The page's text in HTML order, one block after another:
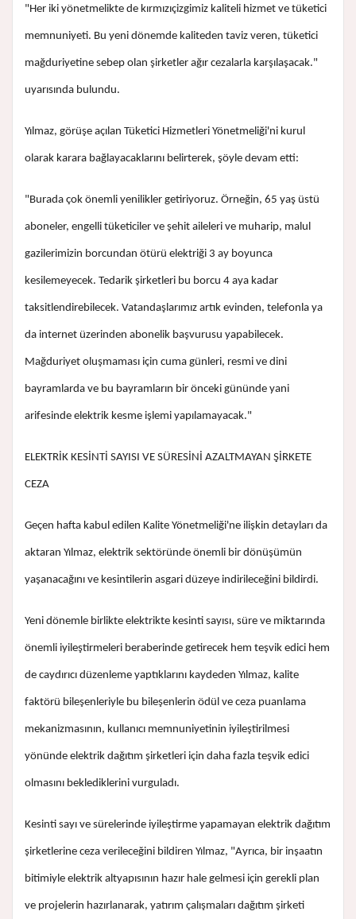
"Her iki yönetmelikte de kırmızıçizgimiz kaliteli hizmet ve tüketici
memnuniyeti. Bu yeni dönemde kaliteden taviz veren, tüketici
mağduriyetine sebep olan şirketler ağır cezalarla karşılaşacak."
uyarısında bulundu.
Yılmaz, görüşe açılan Tüketici Hizmetleri Yönetmeliği'ni kurul
olarak karara bağlayacaklarını belirterek, şöyle devam etti:
"Burada çok önemli yenilikler getiriyoruz. Örneğin, 65 yaş üstü
aboneler, engelli tüketiciler ve şehit aileleri ve muharip, malul
gazilerimizin borcundan ötürü elektriği 3 ay boyunca
kesilemeyecek. Tedarik şirketleri bu borcu 4 aya kadar
taksitlendirebilecek. Vatandaşlarımız artık evinden, telefonla ya
da internet üzerinden abonelik başvurusu yapabilecek.
Mağduriyet oluşmaması için cuma günleri, resmi ve dini
bayramlarda ve bu bayramların bir önceki gününde yani
arifesinde elektrik kesme işlemi yapılamayacak."
ELEKTRİK KESİNTİ SAYISI VE SÜRESİNİ AZALTMAYAN ŞİRKETE
CEZA
Geçen hafta kabul edilen Kalite Yönetmeliği'ne ilişkin detayları da
aktaran Yılmaz, elektrik sektöründe önemli bir dönüşümün
yaşanacağını ve kesintilerin asgari düzeye indirileceğini bildirdi.
Yeni dönemle birlikte elektrikte kesinti sayısı, süre ve miktarında
önemli iyileştirmeleri beraberinde getirecek hem teşvik edici hem
de caydırıcı düzenleme yaptıklarını kaydeden Yılmaz, kalite
faktörü bileşenleriyle bu bileşenlerin ödül ve ceza puanlama
mekanizmasının, kullanıcı memnuniyetinin iyileştirilmesi
yönünde elektrik dağıtım şirketleri için daha fazla teşvik edici
olmasını beklediklerini vurguladı.
Kesinti sayı ve sürelerinde iyileştirme yapamayan elektrik dağıtım
şirketlerine ceza verileceğini bildiren Yılmaz, "Ayrıca, bir inşaatın
bitimiyle elektrik altyapısının hazır hale gelmesi için gerekli plan
ve projelerin hazırlanarak, yatırım çalışmaları dağıtım şirketi